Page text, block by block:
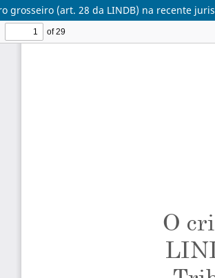
grosseiro (art. 28 da LINDB) na recente